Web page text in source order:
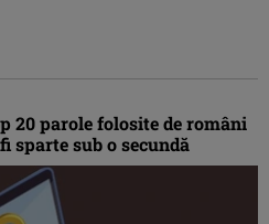
20 parole folosite de români
sparte sub o secundă